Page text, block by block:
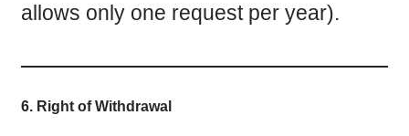
allows only one request per year).
6. Right of Withdrawal